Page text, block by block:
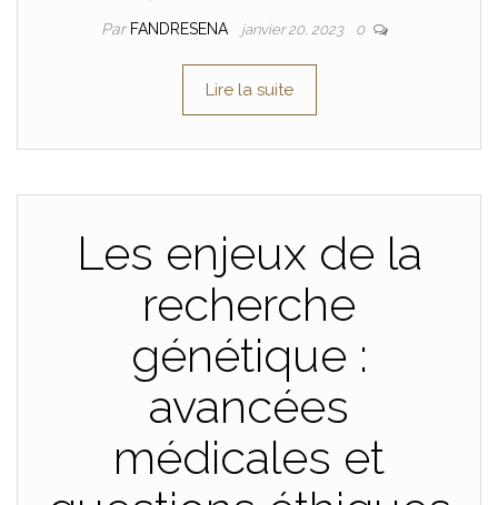
Par FANDRESENA janvier 20, 2023 0
Lire la suite
Les enjeux de la
recherche
génétique :
avancées
médicales et